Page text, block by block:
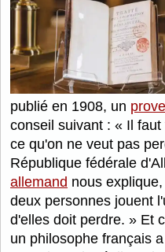
publié en 1908, un
conseil suivant :
Il faut
ce qu'on ne veut pas
République fédérale
allemand nous
deux personnes jouent
d'elles doit perdre.
Et
un philosophe français